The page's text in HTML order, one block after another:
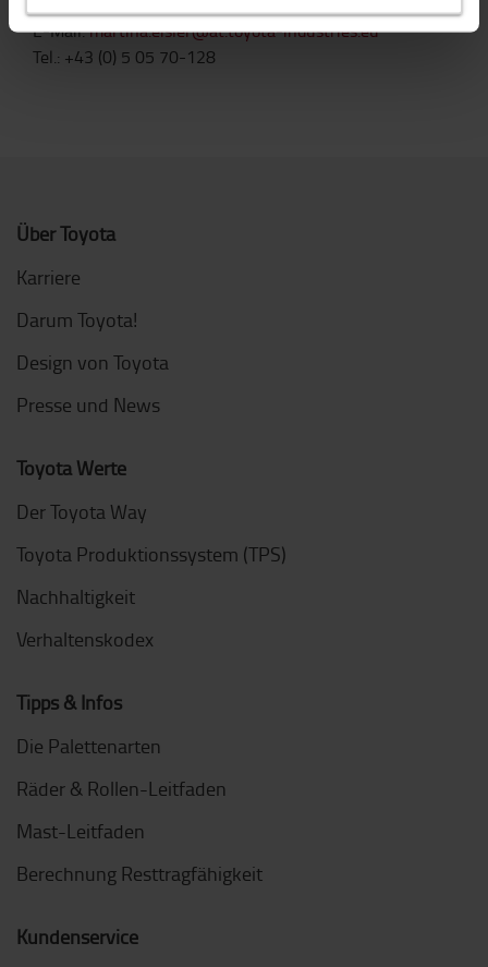
E-Mail:martina.eisler@at.toyota-industries.eu
Tel.: +43 (0) 5 05 70-128
Über Toyota
Karriere
Darum Toyota!
Design von Toyota
Presse und News
Toyota Werte
Der Toyota Way
Toyota Produktionssystem (TPS)
Nachhaltigkeit
Verhaltenskodex
Tipps & Infos
Die Palettenarten
Räder & Rollen-Leitfaden
Mast-Leitfaden
Berechnung Resttragfähigkeit
Kundenservice